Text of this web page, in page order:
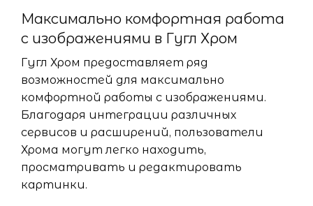
Максимально комфортная работа
с изображениями в Гугл Хром
Гугл Хром предоставляет ряд
возможностей для максимально
комфортной работы с изображениями.
Благодаря интеграции различных
сервисов и расширений, пользователи
Хрома могут легко находить,
просматривать и редактировать
картинки.